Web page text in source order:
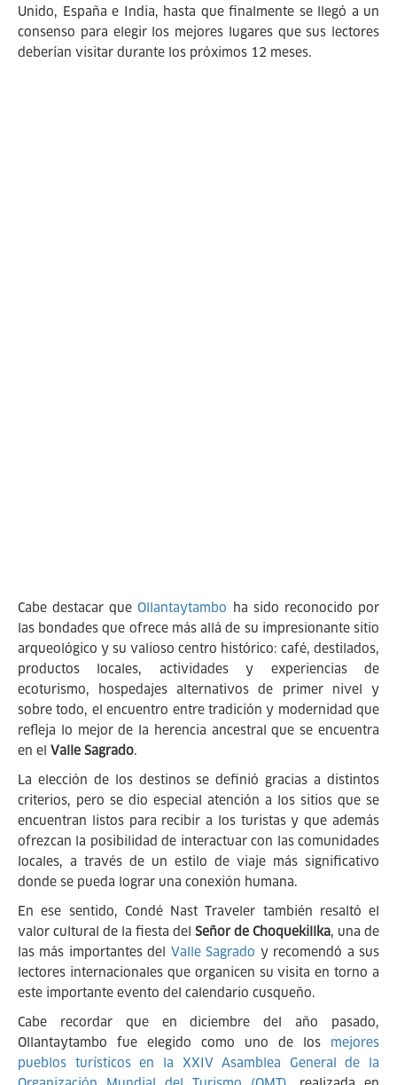
Unido, España e India, hasta que finalmente se llegó a un
consenso para elegir los mejores lugares que sus lectores
deberían visitar durante los próximos 12 meses.
Cabe destacar queOllantaytambo ha sido reconocido por
las bondades que ofrece más allá de su impresionante sitio
arqueológico y su valioso centro histórico: café, destilados,
productos locales, actividades y experiencias de
ecoturismo, hospedajes alternativos de primer nivel y
sobre todo, el encuentro entre tradición y modernidad que
refleja lo mejor de la herencia ancestral que se encuentra
en el Valle Sagrado.
La elección de los destinos se definió gracias a distintos
criterios, pero se dio especial atención a los sitios que se
encuentran listos para recibir a los turistas y que además
ofrezcan la posibilidad de interactuar con las comunidades
locales, a través de un estilo de viaje más significativo
donde se pueda lograr una conexión humana.
En ese sentido, Condé Nast Traveler también resaltó el
valor cultural de la fiesta del Señor de Choquekillka, una de
las más importantes del Valle Sagrado y recomendó a sus
lectores internacionales que organicen su visita en torno a
este importante evento del calendario cusqueño.
Cabe recordar que en diciembre del año pasado,
Ollantaytambo fue elegido como uno de los mejores
pueblos turísticos en la XXIV Asamblea General de la